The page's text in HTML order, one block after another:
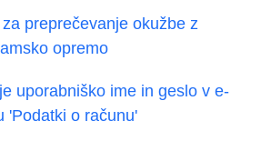
preprečevanje okužbe z
opremo
uporabniško ime in geslo v e-
'Podatki o računu'